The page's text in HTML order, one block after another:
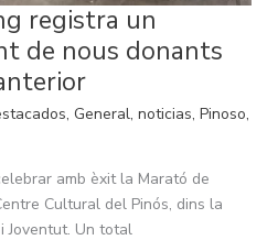
registra un
de nous donants
, General, noticias, Pinoso,
amb èxit la Marató de
Cultural del Pinós, dins la
Joventut. Un total